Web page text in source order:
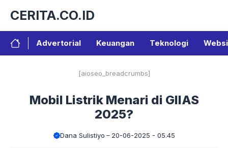
isi
CERITA.CO.ID
Advertorial Keuangan Teknologi
[aioseo_breadcrumbs]
Mobil Listrik Menari di GIIAS
2025?
Dana Sulistiyo 20-06-2025 - 05.45